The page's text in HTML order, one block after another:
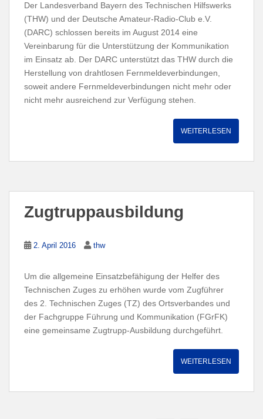
Der Landesverband Bayern des Technischen Hilfswerks
(THW) und der Deutsche Amateur-Radio-Club e.V.
(DARC) schlossen bereits im August 2014 eine
Vereinbarung für die Unterstützung der Kommunikation
im Einsatz ab. Der DARC unterstützt das THW durch die
Herstellung von drahtlosen Fernmeldeverbindungen,
soweit andere Fernmeldeverbindungen nicht mehr oder
nicht mehr ausreichend zur Verfügung stehen.
WEITERLESEN
Zugtruppausbildung
2. April 2016 thw
Um die allgemeine Einsatzbefähigung der Helfer des
Technischen Zuges zu erhöhen wurde vom Zugführer
des 2. Technischen Zuges (TZ) des Ortsverbandes und
der Fachgruppe Führung und Kommunikation (FGrFK)
eine gemeinsame Zugtrupp-Ausbildung durchgeführt.
WEITERLESEN